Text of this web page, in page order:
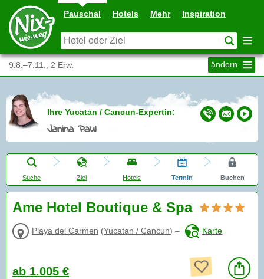
Pauschal Hotels Mehr Inspiration
9.8.–7.11., 2 Erw. ändern
Ihre Yucatan / Cancun-Expertin:
Janina Paul
Suche Ziel Hotels Termin Buchen
Ame Hotel Boutique & Spa
Playa del Carmen (Yucatan / Cancun) – Karte
ab 1.005 €